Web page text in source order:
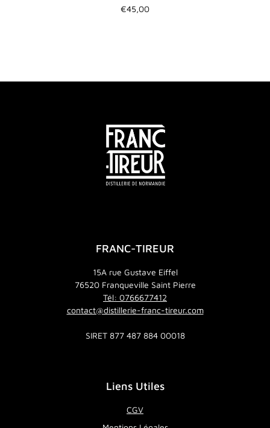
€45,00
FRANC-TIREUR
15A rue Gustave Eiffel
76520 Franqueville Saint Pierre
Tél: 0766677412
contact@distillerie-franc-tireur.com
SIRET 877 487 884 00018
Liens Utiles
CGV